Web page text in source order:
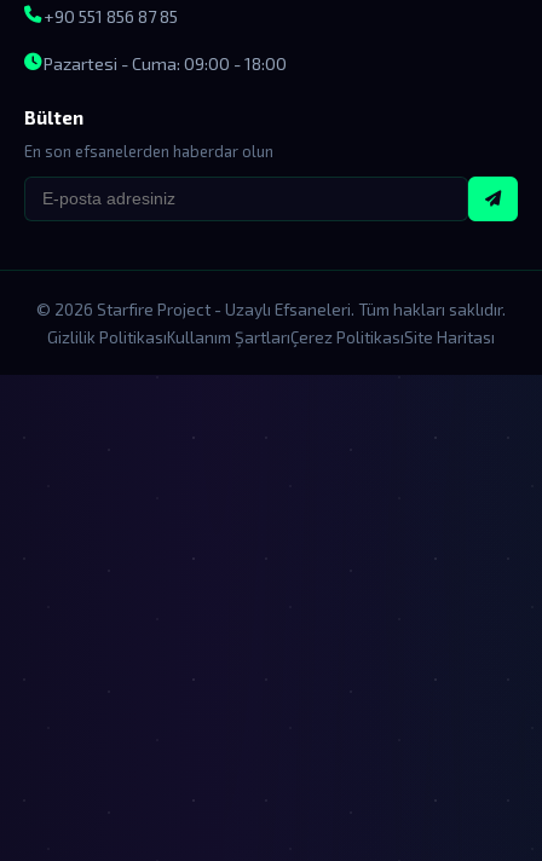
+90 551 856 87 85
Pazartesi - Cuma: 09:00 - 18:00
Bülten
En son efsanelerden haberdar olun
© 2026 Starfire Project - Uzaylı Efsaneleri. Tüm hakları saklıdır.
Gizlilik PolitikasıKullanım ŞartlarıÇerez PolitikasıSite Haritası